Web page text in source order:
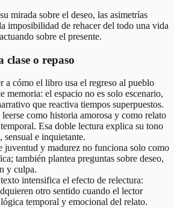
mirada sobre el deseo, las asimetrías
imposibilidad de rehacer del todo una vida
sobre el presente.
clase o repaso
a cómo el libro usa el regreso al pueblo
memoria: el espacio no es solo escenario,
que reactiva tiempos superpuestos.
como historia amorosa y como relato
Esa doble lectura explica su tono
sensual e inquietante.
juventud y madurez no funciona solo como
también plantea preguntas sobre deseo,
y culpa.
intensifica el efecto de relectura:
otro sentido cuando el lector
temporal y emocional del relato.